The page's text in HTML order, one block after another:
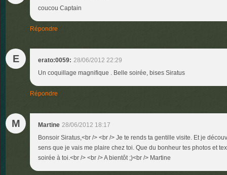
coucou Captain
Répondre
E erato:0059: 28/06/2012 22:29
Un coquillage magnifique . Belle soirée, bises Siratus
Répondre
M Martine 28/06/2012 18:17
Bonsoir Siratus,<br /> <br /> Je te rends ta gentille visite. Et je
sens que je vais me plaire chez toi. Que du bonheur tes photos et
soirée à toi.<br /> <br /> A bientôt ;)<br /> Martine